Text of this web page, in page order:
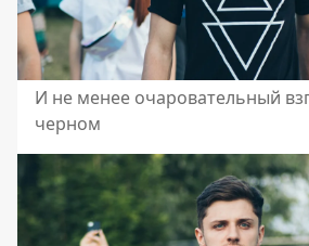
И не менее очаровательный
черном